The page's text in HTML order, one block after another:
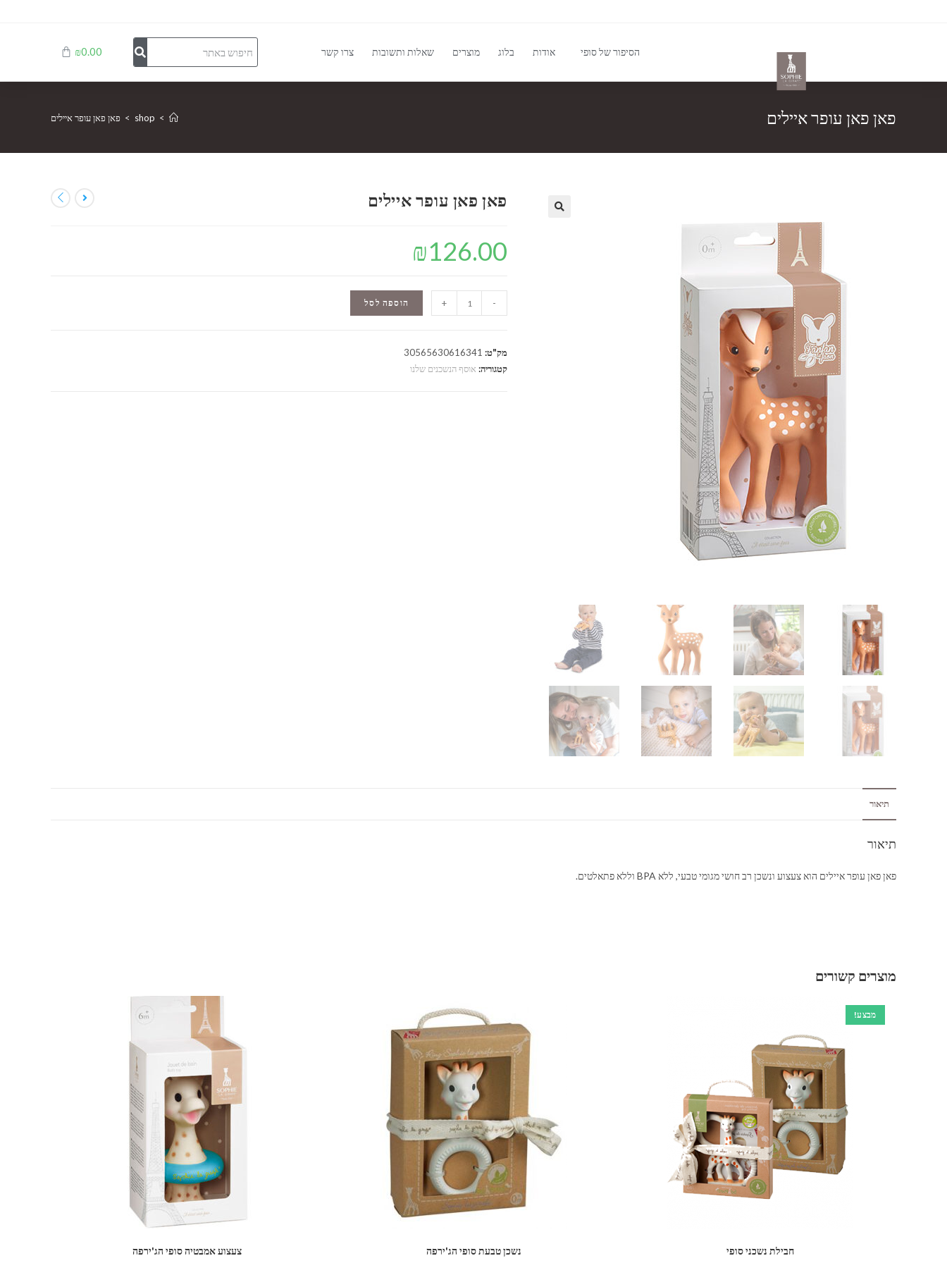
הסיפור של סופי אודות בלוג מוצרים שאלות ותשובות צרו קשר ₪0.00
פאן פאן עופר איילים >
shop
> פאן פאן עופר איילים
פאן פאן עופר איילים
₪126.00
-
+ הוספה לסל
מק"ט: 30565630616341
קטגוריה: אוסף הנשכנים שלנו
תיאור
תיאור
פאן פאן עופר איילים הוא צעצוע ונשכן רב חושי מגומי טבעי, ללא BPA וללא פתאלטים.
מוצרים קשורים
מבצע!
חבילת נשכני סופי נשכן טבעת סופי הג'ירפה צעצוע אמבטיה סופי הג'ירפה